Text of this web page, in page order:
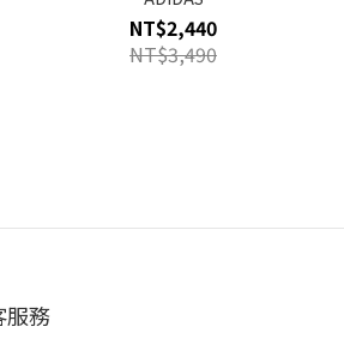
NT$2,440
NT$3,490
服務